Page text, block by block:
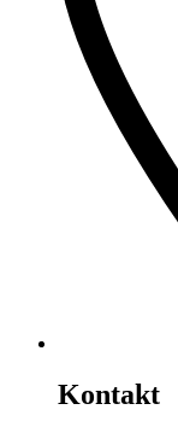
Kontakt